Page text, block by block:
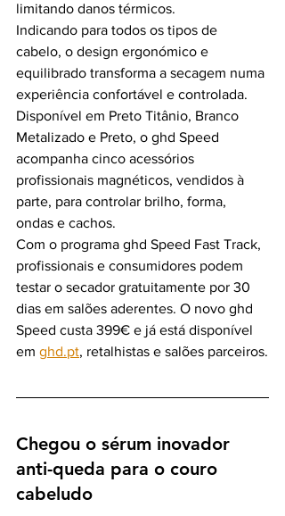
limitando danos térmicos.
Indicando para todos os tipos de
cabelo, o design ergonómico e
equilibrado transforma a secagem numa
experiência confortável e controlada.
Disponível em Preto Titânio, Branco
Metalizado e Preto, o ghd Speed
acompanha cinco acessórios
profissionais magnéticos, vendidos à
parte, para controlar brilho, forma,
ondas e cachos.
Com o programa ghd Speed Fast Track,
profissionais e consumidores podem
testar o secador gratuitamente por 30
dias em salões aderentes. O novo ghd
Speed custa 399€ e já está disponível
em ghd.pt, retalhistas e salões parceiros.
Chegou o sérum inovador
anti-queda para o couro
cabeludo